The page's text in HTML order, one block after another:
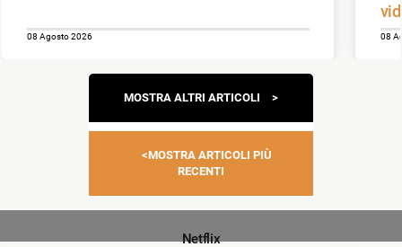
08 Agosto 2026 08
articoli
MOSTRA ALTRI ARTICOLI
MOSTRA ARTICOLI PIÙ
RECENTI
Netflix